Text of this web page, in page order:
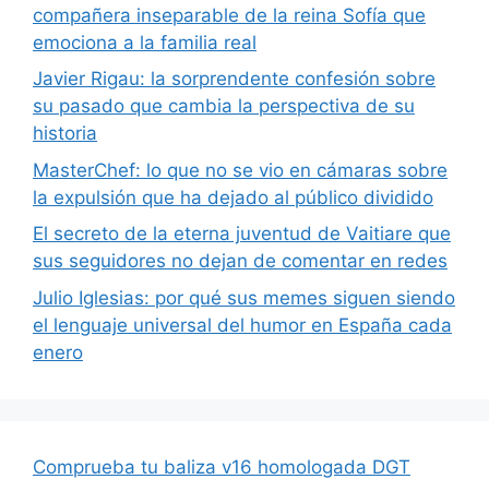
compañera inseparable de la reina Sofía que
emociona a la familia real
Javier Rigau: la sorprendente confesión sobre
su pasado que cambia la perspectiva de su
historia
MasterChef: lo que no se vio en cámaras sobre
la expulsión que ha dejado al público dividido
El secreto de la eterna juventud de Vaitiare que
sus seguidores no dejan de comentar en redes
Julio Iglesias: por qué sus memes siguen siendo
el lenguaje universal del humor en España cada
enero
Comprueba tu baliza v16 homologada DGT